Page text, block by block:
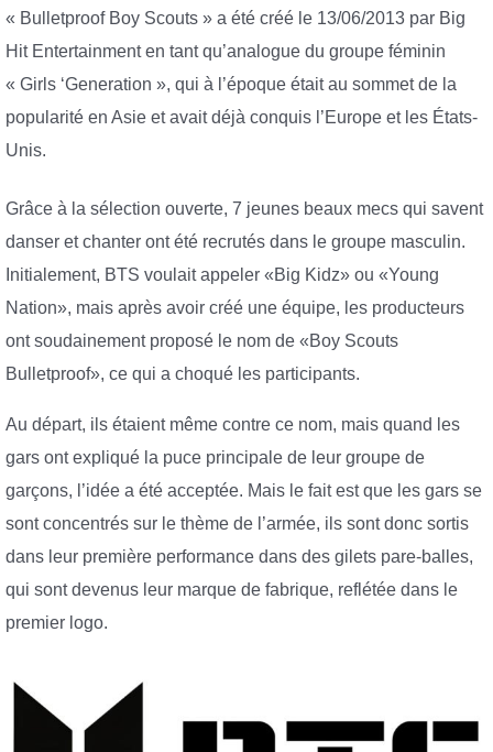
« Bulletproof Boy Scouts » a été créé le 13/06/2013 par Big
Hit Entertainment en tant qu’analogue du groupe féminin
« Girls ‘Generation », qui à l’époque était au sommet de la
popularité en Asie et avait déjà conquis l’Europe et les États-
Unis.
Grâce à la sélection ouverte, 7 jeunes beaux mecs qui savent
danser et chanter ont été recrutés dans le groupe masculin.
Initialement, BTS voulait appeler «Big Kidz» ou «Young
Nation», mais après avoir créé une équipe, les producteurs
ont soudainement proposé le nom de «Boy Scouts
Bulletproof», ce qui a choqué les participants.
Au départ, ils étaient même contre ce nom, mais quand les
gars ont expliqué la puce principale de leur groupe de
garçons, l’idée a été acceptée. Mais le fait est que les gars se
sont concentrés sur le thème de l’armée, ils sont donc sortis
dans leur première performance dans des gilets pare-balles,
qui sont devenus leur marque de fabrique, reflétée dans le
premier logo.